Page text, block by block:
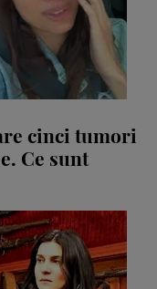
cinci tumori
Ce sunt